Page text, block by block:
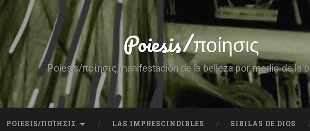
Poiesis/ποίησις
Poiesis/ποίησις,manifestación de la belleza por medio de la
POIESIS/ΠΟΊΗΣΙΣ LAS IMPRESCINDIBLES SIBILAS DE DIOS